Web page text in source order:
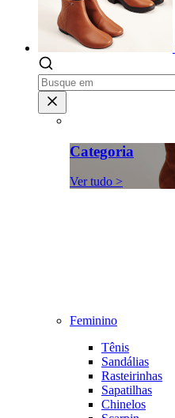
Categoria
Ver tudo >
Feminino
Tênis
Sandálias
Rasteirinhas
Sapatilhas
Chinelos